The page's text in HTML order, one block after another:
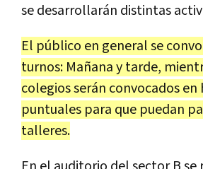
se desarrollarán distintas
El público en general se
turnos: Mañana y tarde,
colegios serán convocados en
puntuales para que puedan
talleres.